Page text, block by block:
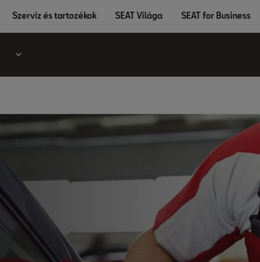
Szerviz és tartozékok SEAT Világa SEAT for Business